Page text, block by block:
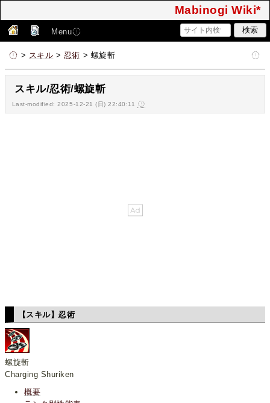
Mabinogi Wiki*
Menu
> スキル > 忍術 > 螺旋斬
スキル/忍術/螺旋斬
Last-modified: 2025-12-21 (日) 22:40:11
【スキル】忍術
螺旋斬
Charging Shuriken
概要